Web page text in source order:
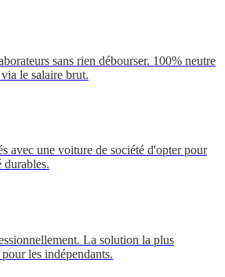
sans rien débourser. 100% neutre
le salaire brut.
avec une voiture de société d'opter pour
durables.
La solution la plus
les indépendants.